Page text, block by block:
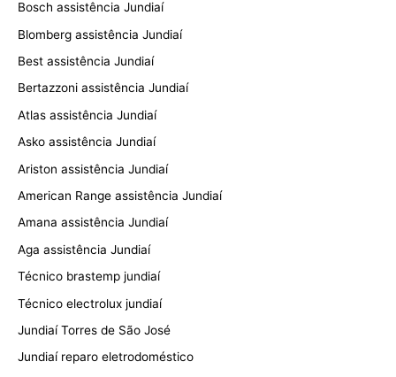
Bosch assistência Jundiaí
Blomberg assistência Jundiaí
Best assistência Jundiaí
Bertazzoni assistência Jundiaí
Atlas assistência Jundiaí
Asko assistência Jundiaí
Ariston assistência Jundiaí
American Range assistência Jundiaí
Amana assistência Jundiaí
Aga assistência Jundiaí
Técnico brastemp jundiaí
Técnico electrolux jundiaí
Jundiaí Torres de São José
Jundiaí reparo eletrodoméstico